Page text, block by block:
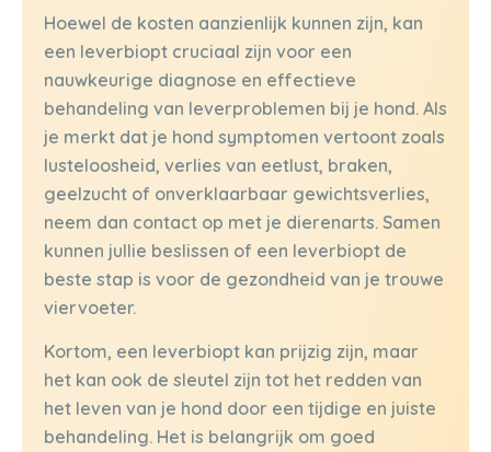
Hoewel de kosten aanzienlijk kunnen zijn, kan
een leverbiopt cruciaal zijn voor een
nauwkeurige diagnose en effectieve
behandeling van leverproblemen bij je hond. Als
je merkt dat je hond symptomen vertoont zoals
lusteloosheid, verlies van eetlust, braken,
geelzucht of onverklaarbaar gewichtsverlies,
neem dan contact op met je dierenarts. Samen
kunnen jullie beslissen of een leverbiopt de
beste stap is voor de gezondheid van je trouwe
viervoeter.
Kortom, een leverbiopt kan prijzig zijn, maar
het kan ook de sleutel zijn tot het redden van
het leven van je hond door een tijdige en juiste
behandeling. Het is belangrijk om goed